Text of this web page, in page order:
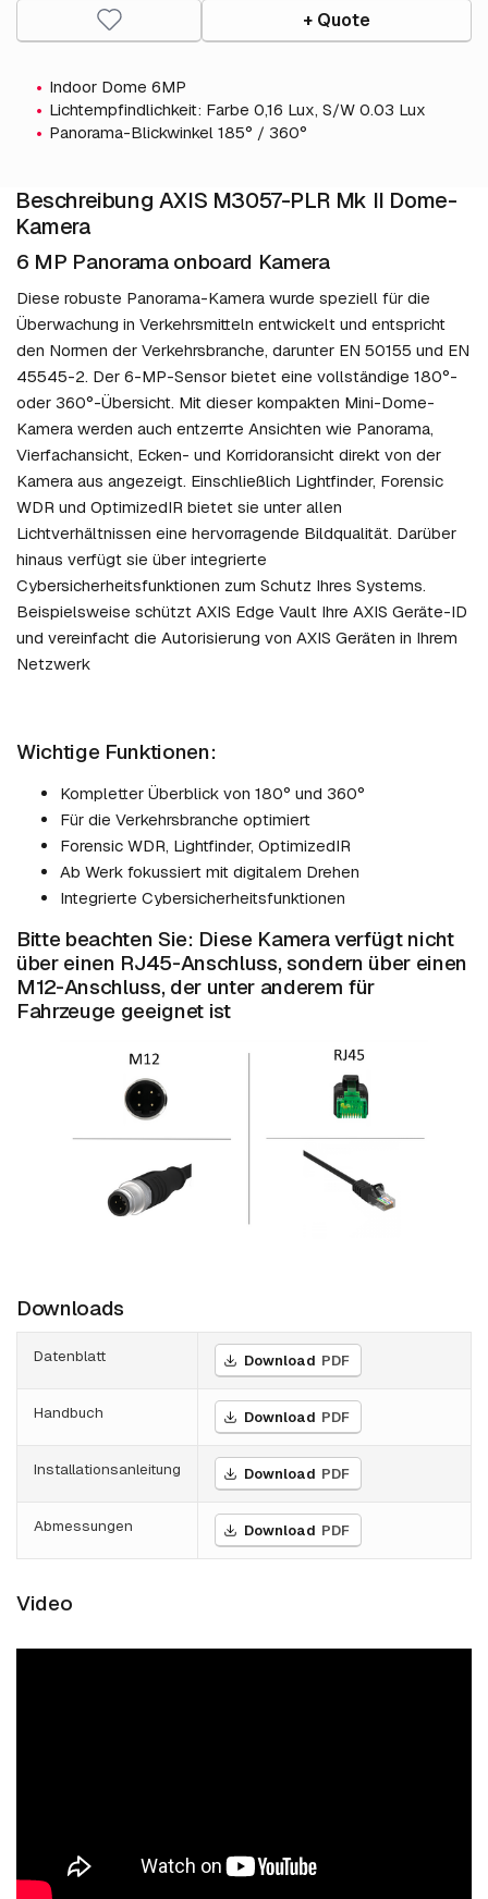
+ Quote
Indoor Dome 6MP
Lichtempfindlichkeit: Farbe 0,16 Lux, S/W 0.03 Lux
Panorama-Blickwinkel 185° / 360°
Beschreibung AXIS M3057-PLR Mk II Dome-
Kamera
6 MP Panorama onboard Kamera
Diese robuste Panorama-Kamera wurde speziell für die
Überwachung in Verkehrsmitteln entwickelt und entspricht
den Normen der Verkehrsbranche, darunter EN 50155 und EN
45545-2. Der 6-MP-Sensor bietet eine vollständige 180°-
oder 360°-Übersicht. Mit dieser kompakten Mini-Dome-
Kamera werden auch entzerrte Ansichten wie Panorama,
Vierfachansicht, Ecken- und Korridoransicht direkt von der
Kamera aus angezeigt. Einschließlich Lightfinder, Forensic
WDR und OptimizedIR bietet sie unter allen
Lichtverhältnissen eine hervorragende Bildqualität. Darüber
hinaus verfügt sie über integrierte
Cybersicherheitsfunktionen zum Schutz Ihres Systems.
Beispielsweise schützt AXIS Edge Vault Ihre AXIS Geräte-ID
und vereinfacht die Autorisierung von AXIS Geräten in Ihrem
Netzwerk
Wichtige Funktionen:
Kompletter Überblick von 180° und 360°
Für die Verkehrsbranche optimiert
Forensic WDR, Lightfinder, OptimizedIR
Ab Werk fokussiert mit digitalem Drehen
Integrierte Cybersicherheitsfunktionen
Bitte beachten Sie: Diese Kamera verfügt nicht
über einen RJ45-Anschluss, sondern über einen
M12-Anschluss, der unter anderem für
Fahrzeug e geeignet ist
Downloads
Datenblatt Download PDF
Handbuch Download PDF
Installationsanleitung Download PDF
Abmessungen Download PDF
Video